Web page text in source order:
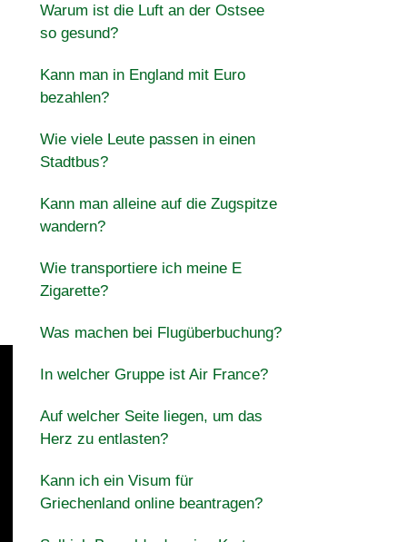
Warum ist die Luft an der Ostsee
so gesund?
Kann man in England mit Euro
bezahlen?
Wie viele Leute passen in einen
Stadtbus?
Kann man alleine auf die Zugspitze
wandern?
Wie transportiere ich meine E
Zigarette?
Was machen bei Flugüberbuchung?
In welcher Gruppe ist Air France?
Auf welcher Seite liegen, um das
Herz zu entlasten?
Kann ich ein Visum für
Griechenland online beantragen?